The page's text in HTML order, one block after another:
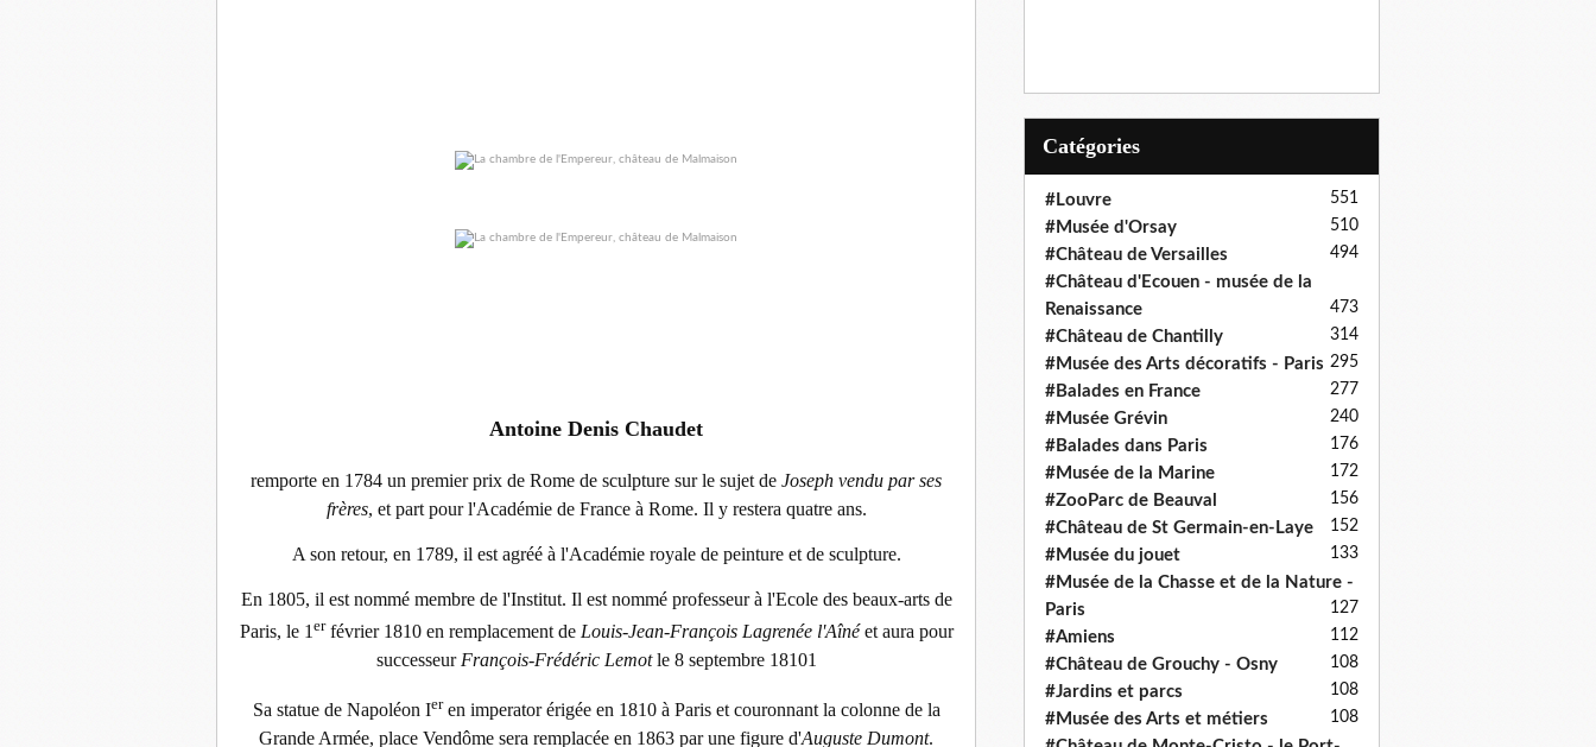
Antoine Denis Chaudet
remporte en 1784 un premier prix de Rome de sculpture sur le sujet de Joseph vendu par ses
frères, et part pour l'Académie de France à Rome. Il y restera quatre ans.
A son retour, en 1789, il est agréé à l'Académie royale de peinture et de sculpture.
En 1805, il est nommé membre de l'Institut. Il est nommé professeur à l'Ecole des beaux-arts de
Paris, le 1erfévrier 1810 en remplacement de Louis-Jean-François Lagrenée l'Aîné et aura pour
successeurFrançois-Frédéric Lemotle 8 septembre 18101
Sa statue de Napoléon Ieren imperator érigée en 1810 à Paris et couronnant la colonne de la
Grande Armée, place Vendôme sera remplacée en 1863 par une figure d'Auguste Dumont.
Catégories
#Louvre 551
#Musée d'Orsay 510
#Château de Versailles 494
#Château d'Ecouen - musée de la
Renaissance
473
#Château de Chantilly 314
#Musée des Arts décoratifs - Paris 295
#Balades en France 277
#Musée Grévin 240
#Balades dans Paris 176
#Musée de la Marine 172
#ZooParc de Beauval 156
#Château de St Germain-en-Laye 152
#Musée du jouet 133
#Musée de la Chasse et de la Nature -
Paris
127
#Amiens 112
#Château de Grouchy - Osny 108
#Jardins et parcs 108
#Musée des Arts et métiers 108